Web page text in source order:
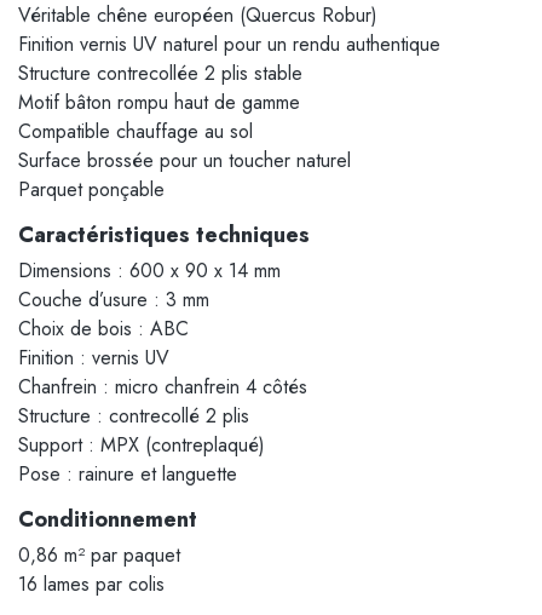
Véritable chêne européen (Quercus Robur)
Finition vernis UV naturel pour un rendu authentique
Structure contrecollée 2 plis stable
Motif bâton rompu haut de gamme
Compatible chauffage au sol
Surface brossée pour un toucher naturel
Parquet ponçable
Caractéristiques techniques
Dimensions : 600 x 90 x 14 mm
Couche d’usure : 3 mm
Choix de bois : ABC
Finition : vernis UV
Chanfrein : micro chanfrein 4 côtés
Structure : contrecollé 2 plis
Support : MPX (contreplaqué)
Pose : rainure et languette
Conditionnement
0,86 m² par paquet
16 lames par colis